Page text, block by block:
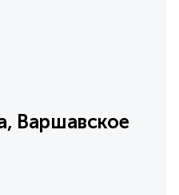
Варшавское